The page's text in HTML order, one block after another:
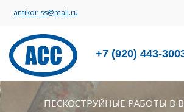
antikor-ss@mail.ru
+7 (920) 443-
ПЕСКОСТРУЙНЫЕ РАБОТЫ В